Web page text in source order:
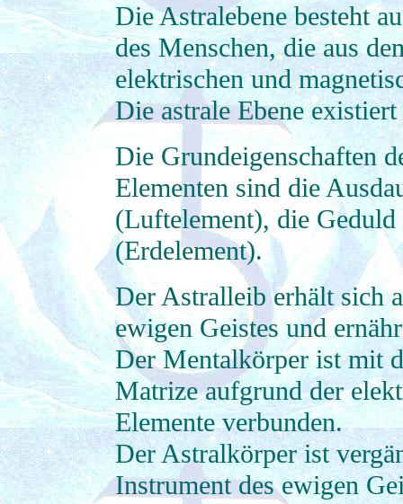
Die Astralebene besteht
des Menschen, die aus
elektrischen und
Die astrale Ebene
Die Grundeigenschaften
Elementen sind die
(Luftelement), die Geduld
(Erdelement).
Der Astralleib erhält sich
ewigen Geistes und
Der Mentalkörper ist mit
Matrize aufgrund der
Elemente verbunden.
Der Astralkörper ist
Instrument des ewigen